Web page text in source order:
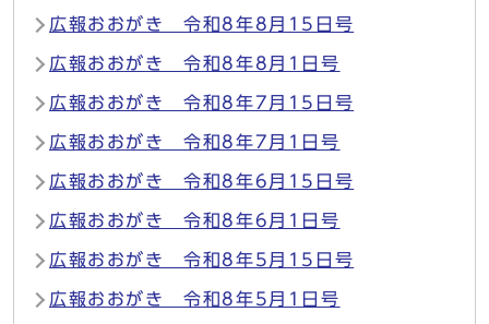
広報おおがき 令和8年8月15日号
広報おおがき 令和8年8月1日号
広報おおがき 令和8年7月15日号
広報おおがき 令和8年7月1日号
広報おおがき 令和8年6月15日号
広報おおがき 令和8年6月1日号
広報おおがき 令和8年5月15日号
広報おおがき 令和8年5月1日号